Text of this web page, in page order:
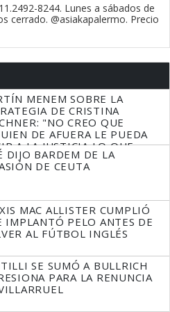
8244. Lunes a sábados de
cerrado. @asiakapalermo. Precio
MENEM SOBRE LA
DE CRISTINA
"NO CREO QUE
DE AFUERA LE PUEDA
A LA JUSTICIA LO QUE
QUE HACER"
DIJO BARDEM DE LA
DE CEUTA
MAC ALLISTER CUMPLIÓ
IMPLANTÓ PELO ANTES DE
AL FÚTBOL INGLÉS
SE SUMÓ A BULLRICH
PARA LA RENUNCIA